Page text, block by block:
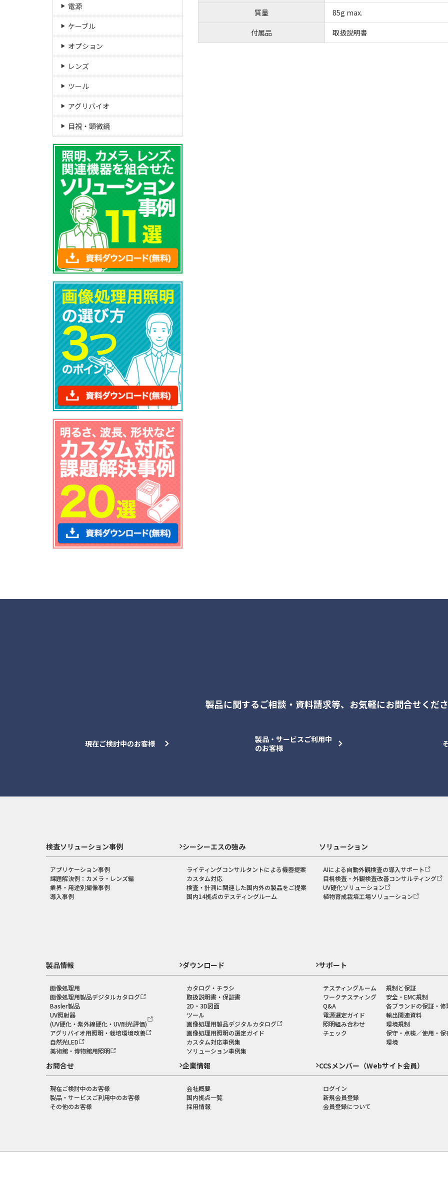
質量
85g max.
付属品
取扱説明書
電源
ケーブル
オプション
レンズ
ツール
アグリバイオ
目視・顕微鏡
製品に関するご相談・資料請求等、 お気軽にお問合せくだ
現在ご検討中のお客様
製品・サービスご利用中
のお客様
検査ソリューション事例
アプリケーション事例
課題解決例：カメラ・レンズ編
業界・用途別撮像事例
導入事例
シーシーエスの強み
ライティングコンサルタントによる機器提案
カスタム対応
検査・計測に関連した国内外の製品をご提案
国内14拠点のテスティングルーム
ソリューション
AIによる自動外観検査の導入サポート
目視検査・外観検査改善コンサルティング
UV硬化ソリューション
植物育成栽培工場ソリューション
製品情報
画像処理用
画像処理用製品デジタルカタログ
Basler製品
UV照射器
(UV硬化・紫外線硬化・UV耐光評価)
アグリバイオ用照明・栽培環境改善
自然光LED
美術館・博物館用照明
ダウンロード
カタログ・チラシ
取扱説明書・保証書
2D・3D図面
ツール
画像処理用製品デジタルカタログ
画像処理用照明の選定ガイド
カスタム対応事例集
ソリューション事例集
サポート
テスティングルーム
ワークテスティング
Q&A
電源選定ガイド
照明組み合わせ
チェック
規制と保証
安全・EMC規制
各ブランドの保証・修
輸出関連資料
環境規制
保守・点検／使用・保
環境
お問合せ
現在ご検討中のお客様
製品・サービスご利用中のお客様
その他のお客様
企業情報
会社概要
国内拠点一覧
採用情報
CCSメンバー（Webサイト会員）
ログイン
新規会員登録
会員登録について